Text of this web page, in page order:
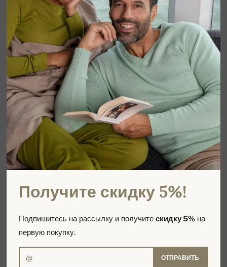
Получите скидку 5%!
Подпишитесь на рассылку и получитескидку 5% на
первую покупку.
ОТПРАВИТЬ